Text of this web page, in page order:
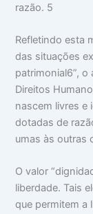
razão. 5
Refletindo esta
das situações
patrimonial6”, o
Direitos
nascem livres e
dotadas de
umas às outras
O valor
liberdade. Tais
que permitem a